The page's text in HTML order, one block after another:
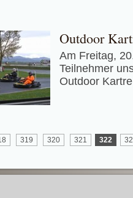
Outdoor
Am Freitag,
Teilnehmer
Outdoor
319 320 321 322